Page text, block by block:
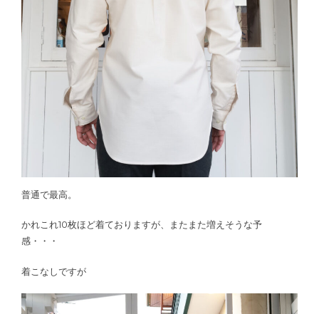
普通で最高。
かれこれ10枚ほど着ておりますが、またまた増えそうな予
感・・・
着こなしですが